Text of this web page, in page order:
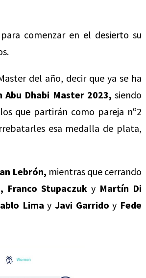
comenzar en el desierto su
del año, decir que ya se ha
Abu Dhabi Master 2023, siendo
los que partirán como pareja nº2
esa medalla de plata,
Lebrón, mientras que cerrando
Franco Stupaczuk y Martín Di
Lima yJavi Garrido y Fede